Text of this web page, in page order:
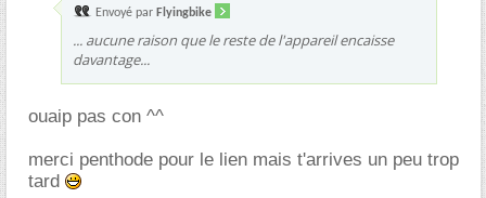
Envoyé par Flyingbike
... aucune raison que le reste de l'appareil encaisse
davantage...
ouaip pas con ^^
merci penthode pour le lien mais t'arrives un peu trop
tard